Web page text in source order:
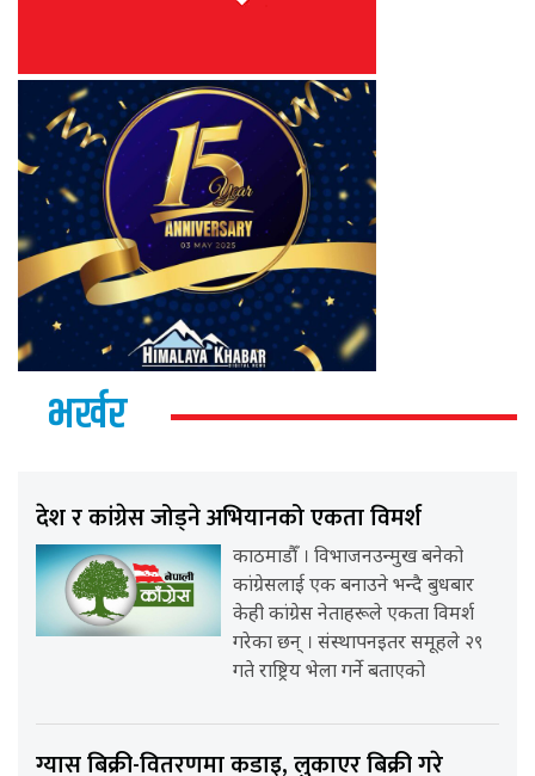
भर्खर
देश र कांग्रेस जोड्ने अभियानको एकता विमर्श
काठमाडौँ । विभाजनउन्मुख बनेको
कांग्रेसलाई एक बनाउने भन्दै बुधबार
केही कांग्रेस नेताहरूले एकता विमर्श
गरेका छन् । संस्थापनइतर समूहले २९
गते राष्ट्रिय भेला गर्ने बताएको
ग्यास बिक्री-वितरणमा कडाइ, लुकाएर बिक्री गरे